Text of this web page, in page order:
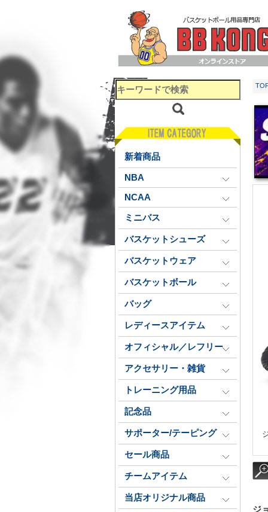
新着商品
NBA
NCAA
ミニバス
バスケットシューズ
バスケットウェア
バスケットボール
バッグ
レディースアイテム
オフィシャル／レフリー
アクセサリー・雑貨
トレーニング用品
記念品
サポーター/テーピング
セール商品
チームアイテム
当店オリジナル商品
ジ